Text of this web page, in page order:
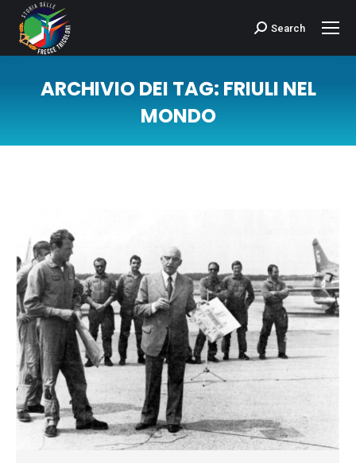
Cerca:Search
ARCHIVIO DEI TAG: FRIULI NEL
MONDO